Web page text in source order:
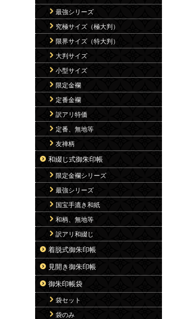
最強シリーズ
究極サイズ（極大判）
限界サイズ（特大判）
大判サイズ
小型サイズ
限定金襴
定番金襴
訳アリ特価
定番、無地等
友禅柄
和綴じ式御朱印帳
限定金襴シリーズ
最強シリーズ
国宝手漉き和紙
和柄、無地等
訳アリ和綴じ
着脱式御朱印帳
見開き御朱印帳
御朱印帳袋
袋セット
袋のみ